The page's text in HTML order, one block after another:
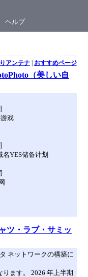
ヘルプ
アンテナ| おすすめページ
（美しい自
戏
YES储备计划
ツ・ラブ・サミッ
ネットワークの構築に
ます。 2026 年上半期